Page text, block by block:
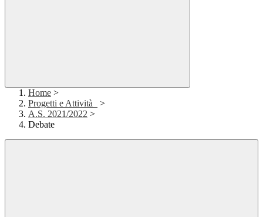
Home >
Progetti e Attività_
>
A.S. 2021/2022 >
Debate